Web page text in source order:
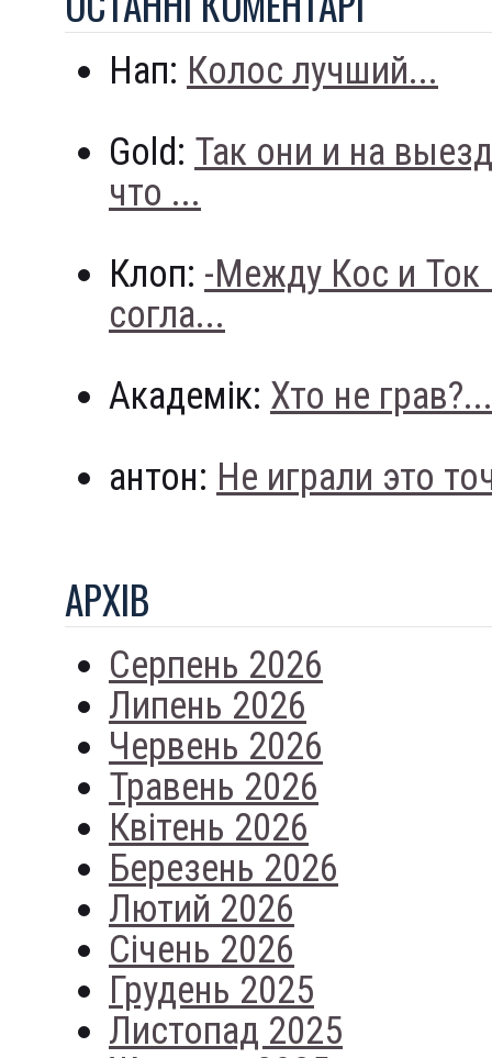
Нап: Колос лучший...
Gold: Так они и на
что ...
Клоп: -Между Кос и
согла...
Академік: Хто не грав?...
антон: Не играли это
АРХIВ
Серпень 2026
Липень 2026
Червень 2026
Травень 2026
Квітень 2026
Березень 2026
Лютий 2026
Січень 2026
Грудень 2025
Листопад 2025